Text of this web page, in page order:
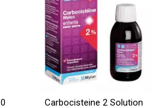
Carbocisteine 2 Solution